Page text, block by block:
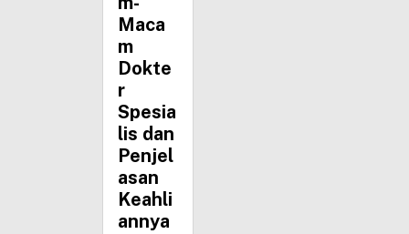
Maca
m
Dokte
r
Spesia
lis dan
Penjel
asan
Keahli
annya